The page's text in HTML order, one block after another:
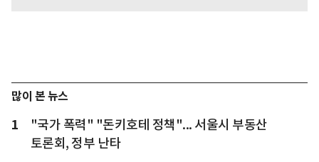
많이 본 뉴스
1
"국가 폭력" "돈키호테 정책"... 서울시 부동산
토론회, 정부 난타